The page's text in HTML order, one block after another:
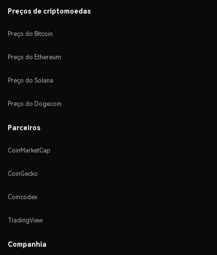
Preços de criptomoedas
Preço do Bitcoin
Preço do Ethereum
Preço do Solana
Preço do Dogecoin
Parceiros
CoinMarketCap
CoinGecko
Coincodex
TradingView
Companhia